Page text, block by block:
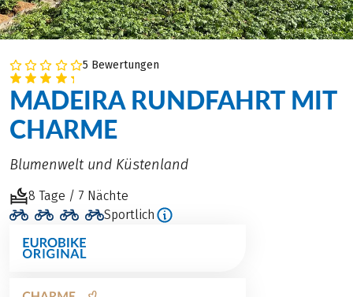
5 Bewertungen
MADEIRA RUNDFAHRT MIT
CHARME
Blumenwelt und Küstenland
8 Tage / 7 Nächte
Sportlich